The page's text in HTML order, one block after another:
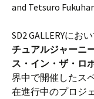
and Tetsuro
SD2 GALLERYにお
チュアルジャーニ
ス・イン・ザ・ロ
界中で開催したス
在進行中のプロジ